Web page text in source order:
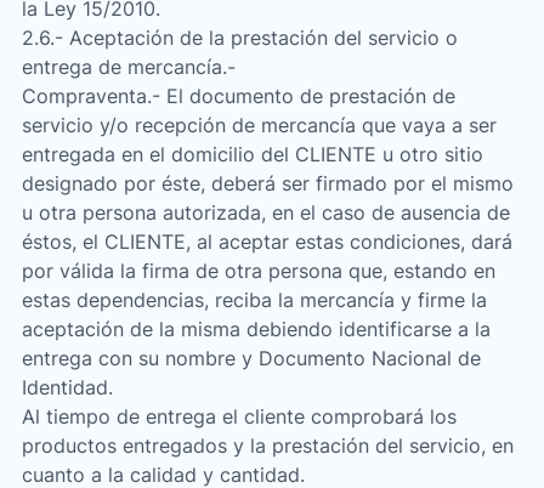
la Ley 15/2010.
2.6.- Aceptación de la prestación del servicio o
entrega de mercancía.-
Compraventa.- El documento de prestación de
servicio y/o recepción de mercancía que vaya a ser
entregada en el domicilio del CLIENTE u otro sitio
designado por éste, deberá ser firmado por el mismo
u otra persona autorizada, en el caso de ausencia de
éstos, el CLIENTE, al aceptar estas condiciones, dará
por válida la firma de otra persona que, estando en
estas dependencias, reciba la mercancía y firme la
aceptación de la misma debiendo identificarse a la
entrega con su nombre y Documento Nacional de
Identidad.
Al tiempo de entrega el cliente comprobará los
productos entregados y la prestación del servicio, en
cuanto a la calidad y cantidad.